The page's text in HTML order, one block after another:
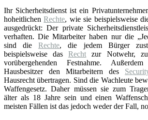
Ihr Sicherheitsdienst ist ein
hoheitlichenRechte, wie sie beispielsweise
ausgedrückt: Der private
verhaften. Die Mitarbeiter haben nur die
sind dieRechte, die jedem Bürger
beispielsweise dasRecht zur Notwehr,
vorübergehenden Festnahme.
Hausbesitzer den Mitarbeitern des
Hausrecht übertragen. Sind die Wachleute
Waffengesetz. Daher müssen sie zum
älter als 18 Jahre sein und einen
meisten Fällen ist das jedoch weder der Fall,